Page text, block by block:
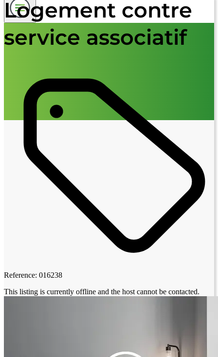
Logement contre
service associatif
Reference: 016238
This listing is currently offline and the host cannot be contacted.